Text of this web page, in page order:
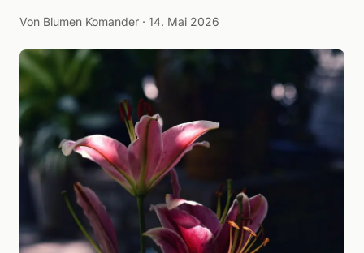
Von Blumen Komander · 14. Mai 2026